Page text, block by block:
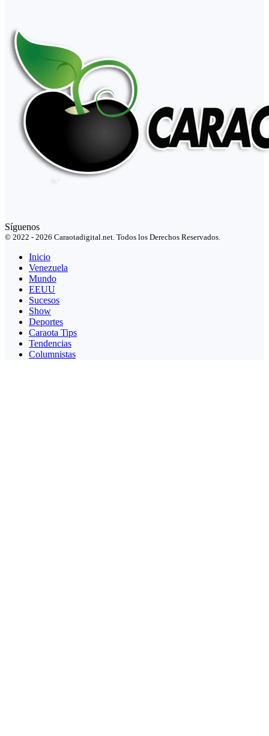
Síguenos
© 2022 - 2026 Caraotadigital.net. Todos los Derechos Reservados.
Inicio
Venezuela
Mundo
EEUU
Sucesos
Show
Deportes
Caraota Tips
Tendencias
Columnistas